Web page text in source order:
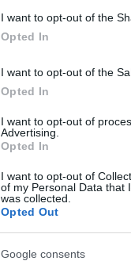
I want to opt-out of the
Opted In
I want to opt-out of the
Opted In
I want to opt-out of
Advertising.
Opted In
I want to opt-out of
of my Personal Data that
was collected.
Opted Out
Google consents
30
La Nasa
disastro.
citata